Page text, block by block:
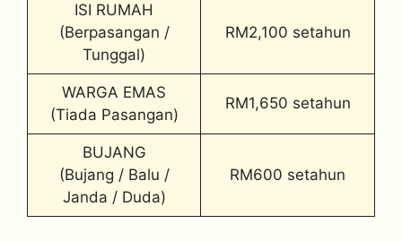
ISI RUMAH
(Berpasangan /
Tunggal)
RM2,100 setahun
WARGA EMAS
(Tiada Pasangan)
RM1,650 setahun
BUJANG
(Bujang / Balu /
Janda / Duda)
RM600 setahun